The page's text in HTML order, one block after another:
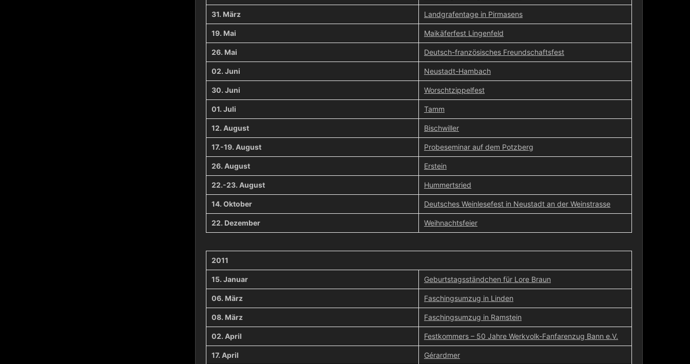
31. März Landgrafentage in Pirmasens
19. Mai Maikäferfest Lingenfeld
26. Mai Deutsch-französisches Freundschaftsfest
02. Juni Neustadt-Hambach
30. Juni Worschtzippelfest
01. Juli Tamm
12. August Bischwiller
17.-19. August Probeseminar auf dem Potzberg
26. August Erstein
22.-23. August Hummertsried
14. Oktober Deutsches Weinlesefest in Neustadt an der Weinstrasse
22. Dezember Weihnachtsfeier
2011
15. Januar Geburtstagsständchen für Lore Braun
06. März Faschingsumzug in Linden
08. März Faschingsumzug in Ramstein
02. April Festkommers – 50 Jahre Werkvolk-Fanfarenzug Bann e.V.
17. April Gérardmer